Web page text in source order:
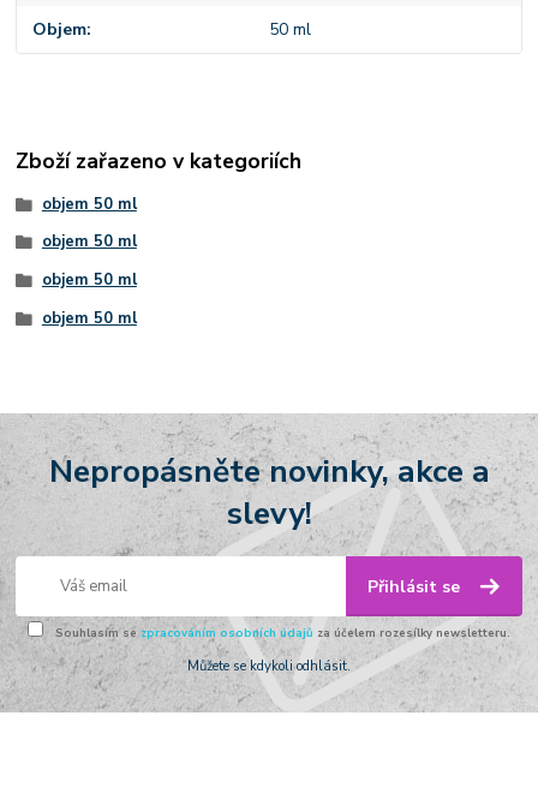
Objem 50 ml
Zboží zařazeno v kategoriích
objem 50 ml
objem 50 ml
objem 50 ml
objem 50 ml
Nepropásněte novinky, akce a
slevy!
Přihlásit se
Souhlasím se zpracováním osobních údajů za účelem rozesílky newsletteru.
Můžete se kdykoli odhlásit.